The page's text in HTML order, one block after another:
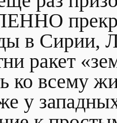
в Сирии,
ракет
ко всему
у